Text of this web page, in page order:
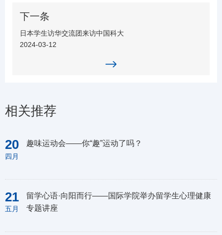
下一条
日本学生访华交流团来访中国科大
2024-03-12
相关推荐
20
四月
趣味运动会——你“趣”运动了吗？
21
五月
留学心语·向阳而行——国际学院举办留学生心理健康
专题讲座